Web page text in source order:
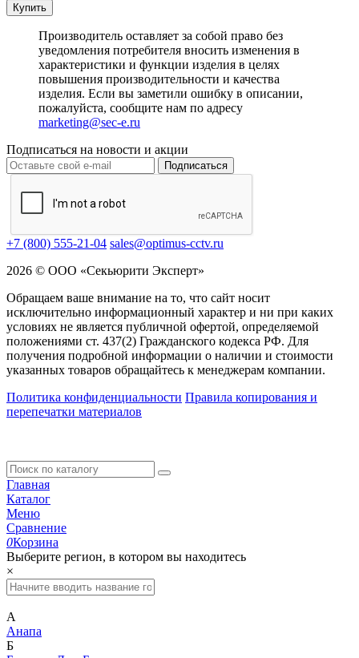
Купить
Производитель оставляет за собой право без
уведомления потребителя вносить изменения в
характеристики и функции изделия в целях
повышения производительности и качества
изделия. Если вы заметили ошибку в описании,
пожалуйста, сообщите нам по адресу
marketing@sec-e.ru
Подписаться на новости и акции
Подписаться
+7 (800) 555-21-04 sales@optimus-cctv.ru
2026 © ООО «Секьюрити Эксперт»
Обращаем ваше внимание на то, что сайт носит
исключительно информационный характер и ни при каких
условиях не является публичной офертой, определяемой
положениями ст. 437(2) Гражданского кодекса РФ. Для
получения подробной информации о наличии и стоимости
указанных товаров обращайтесь к менеджерам компании.
Политика конфиденциальности Правила копирования и
перепечатки материалов
Главная
Каталог
Меню
Сравнение
0Корзина
Выберите регион, в котором вы находитесь
×
А
Анапа
Б